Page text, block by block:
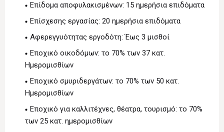
Επίδομα αποφυλακισμένων: 15 ημερήσια επιδόματα
Επίσχεσης εργασίας: 20 ημερήσια επιδόματα
Αφερεγγυότητας εργοδότη: Έως 3 μισθοί
Εποχικό οικοδόμων: το 70% των 37 κατ.
Ημερομισθίων
Εποχικό σμυριδεργάτων: το 70% των 50 κατ.
Ημερομισθίων
Εποχικό για καλλιτέχνες, θέατρα, τουρισμό: το 70%
των 25 κατ. ημερομισθίων